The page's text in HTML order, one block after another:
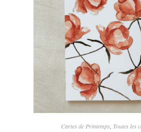
Cartes de Printemps, Toutes les